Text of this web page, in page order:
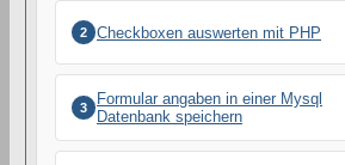
2 Checkboxen auswerten mit PHP
3
Formular angaben in einer Mysql
Datenbank speichern